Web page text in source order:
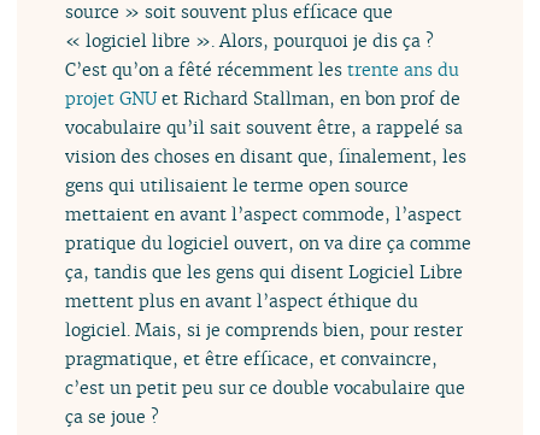
source » soit souvent plus efficace que
« logiciel libre ». Alors, pourquoi je dis ça ?
C’est qu’on a fêté récemment lestrente ans du
projet GNU et Richard Stallman, en bon prof de
vocabulaire qu’il sait souvent être, a rappelé sa
vision des choses en disant que, finalement, les
gens qui utilisaient le terme open source
mettaient en avant l’aspect commode, l’aspect
pratique du logiciel ouvert, on va dire ça comme
ça, tandis que les gens qui disent Logiciel Libre
mettent plus en avant l’aspect éthique du
logiciel. Mais, si je comprends bien, pour rester
pragmatique, et être efficace, et convaincre,
c’est un petit peu sur ce double vocabulaire que
ça se joue ?